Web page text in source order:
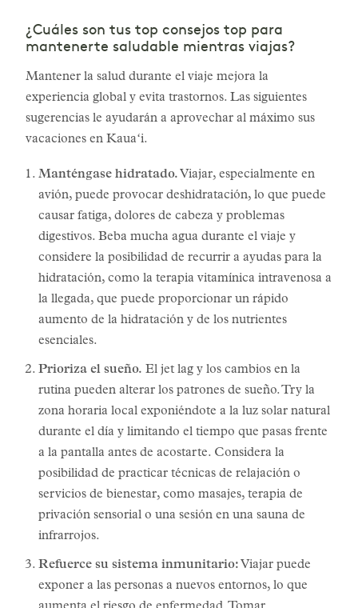
¿Cuáles son tus top consejos top para
mantenerte saludable mientras viajas?
Mantener la salud durante el viaje mejora la
experiencia global y evita trastornos. Las siguientes
sugerencias le ayudarán a aprovechar al máximo sus
vacaciones en Kauaʻi.
Manténgase hidratado. Viajar, especialmente en
avión, puede provocar deshidratación, lo que puede
causar fatiga, dolores de cabeza y problemas
digestivos. Beba mucha agua durante el viaje y
considere la posibilidad de recurrir a ayudas para la
hidratación, como la terapia vitamínica intravenosa a
la llegada, que puede proporcionar un rápido
aumento de la hidratación y de los nutrientes
esenciales.
Prioriza el sueño. El jet lag y los cambios en la
rutina pueden alterar los patrones de sueño. Try la
zona horaria local exponiéndote a la luz solar natural
durante el día y limitando el tiempo que pasas frente
a la pantalla antes de acostarte. Considera la
posibilidad de practicar técnicas de relajación o
servicios de bienestar, como masajes, terapia de
privación sensorial o una sesión en una sauna de
infrarrojos.
Refuerce su sistema inmunitario: Viajar puede
exponer a las personas a nuevos entornos, lo que